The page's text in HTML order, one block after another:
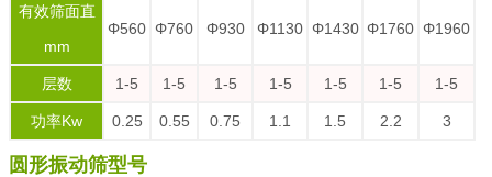
有效筛面直
mm
Φ560 Φ760 Φ930 Φ1130 Φ1430 Φ1760 Φ1960
层数 1-5 1-5 1-5 1-5 1-5 1-5 1-5
功率Kw 0.25 0.55 0.75 1.1 1.5 2.2 3
圆形振动筛型号